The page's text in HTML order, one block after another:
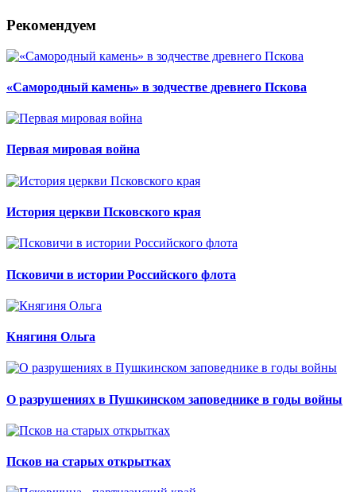
Рекомендуем
«Самородный камень» в зодчестве древнего Пскова
Первая мировая война
История церкви Псковского края
Псковичи в истории Российского флота
Княгиня Ольга
О разрушениях в Пушкинском заповеднике в годы войны
Псков на старых открытках